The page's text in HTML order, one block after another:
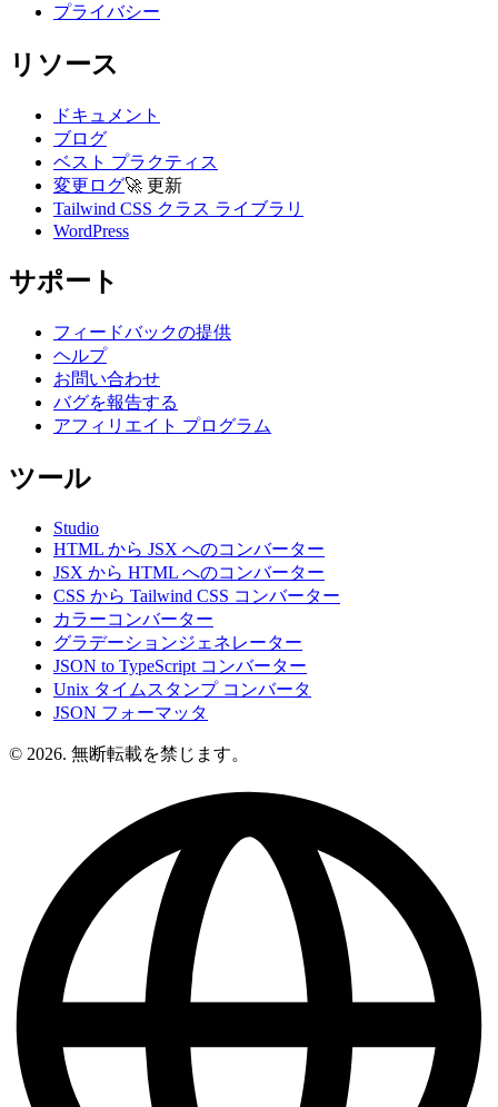
プライバシー
リソース
ドキュメント
ブログ
ベスト プラクティス
変更ログ🚀 更新
Tailwind CSS クラス ライブラリ
WordPress
サポート
フィードバックの提供
ヘルプ
お問い合わせ
バグを報告する
アフィリエイト プログラム
ツール
Studio
HTML から JSX へのコンバーター
JSX から HTML へのコンバーター
CSS から Tailwind CSS コンバーター
カラーコンバーター
グラデーションジェネレーター
JSON to TypeScript コンバーター
Unix タイムスタンプ コンバータ
JSON フォーマッタ
© 2026. 無断転載を禁じます。